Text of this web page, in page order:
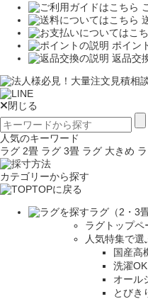
ポイン
返品交
閉じる
人気のキーワード
ラグ 2畳 ラグ 3畳 ラグ 大きめ
カテゴリーから探す
TOPに戻る
ラグ（2・3
ラグトップペ
人気特集で選
国産高
洗濯
オール
とびき